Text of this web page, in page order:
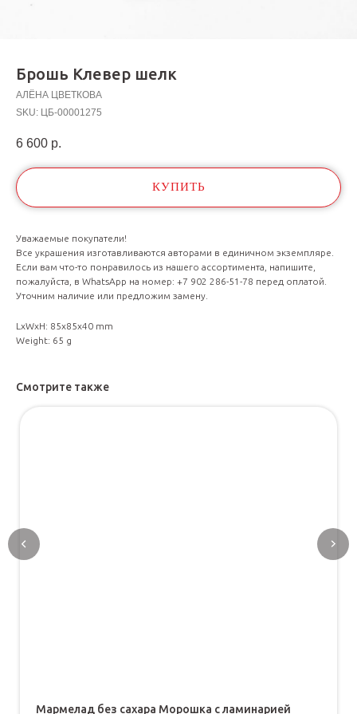
Брошь Клевер шелк
АЛЁНА ЦВЕТКОВА
SKU: ЦБ-00001275
6 600 р.
КУПИТЬ
Уважаемые покупатели!
Все украшения изготавливаются авторами в единичном экземпляре.
Если вам что-то понравилось из нашего ассортимента, напишите,
пожалуйста, в WhatsApp на номер: +7 902 286-51-78 перед оплатой.
Уточним наличие или предложим замену.
LxWxH: 85x85x40 mm
Weight: 65 g
Смотрите также
Мармелад без сахара Морошка с ламинарией